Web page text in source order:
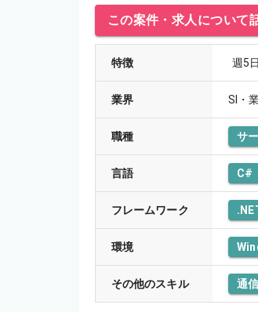
この案件・求人について
特徴 週5日
業界 SI・
職種 サ
言語 C#
フレームワーク
環境
その他のスキル 通信